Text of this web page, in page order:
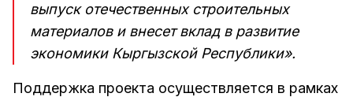
выпуск отечественных строительных
материалов и внесет вклад в развитие
экономики Кыргызской Республики».
Поддержка проекта осуществляется в рамках